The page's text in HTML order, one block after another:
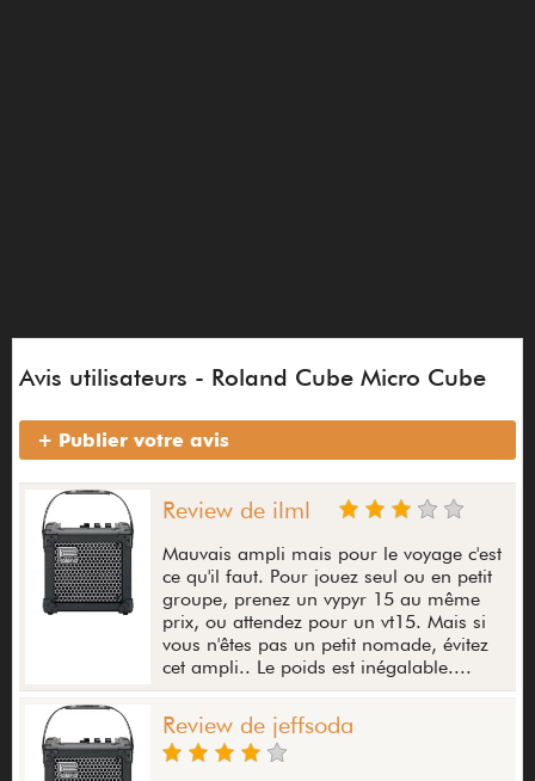
Avis utilisateurs - Roland Cube Micro Cube
+ Publier votre avis
Review de ilml
Mauvais ampli mais pour le voyage c'est
ce qu'il faut. Pour jouez seul ou en petit
groupe, prenez un vypyr 15 au même
prix, ou attendez pour un vt15. Mais si
vous n'êtes pas un petit nomade, évitez
cet ampli.. Le poids est inégalable....
Review de jeffsoda